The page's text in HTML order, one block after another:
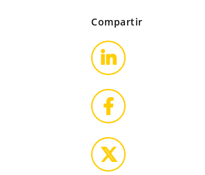
Compartir